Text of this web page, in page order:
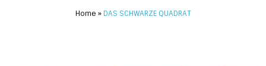
Home DAS SCHWARZE QUADRAT